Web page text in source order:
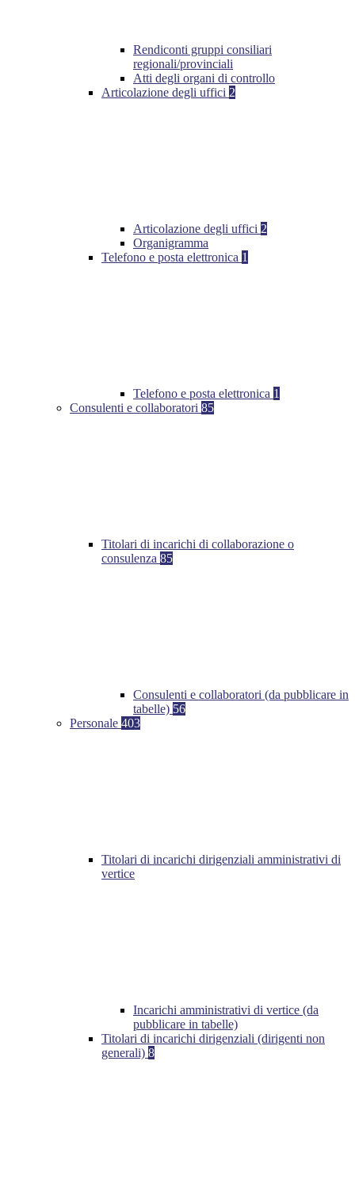
Rendiconti gruppi consiliari
regionali/provinciali
Atti degli organi di controllo
Articolazione degli uffici 2
Articolazione degli uffici 2
Organigramma
Telefono e posta elettronica 1
Telefono e posta elettronica 1
Consulenti e collaboratori 85
Titolari di incarichi di collaborazione o
consulenza 85
Consulenti e collaboratori (da pubblicare in
tabelle) 56
Personale 403
Titolari di incarichi dirigenziali amministrativi di
vertice
Incarichi amministrativi di vertice (da
pubblicare in tabelle)
Titolari di incarichi dirigenziali (dirigenti non
generali) 8